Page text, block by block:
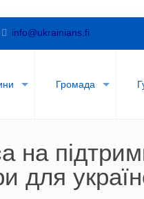
info@ukrainians.fi
Громада
на
для